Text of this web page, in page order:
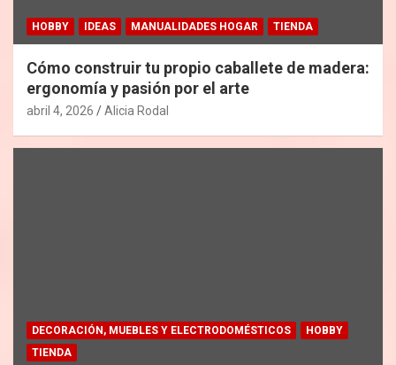
HOBBY IDEAS MANUALIDADES HOGAR TIENDA
Cómo construir tu propio caballete de madera:
ergonomía y pasión por el arte
abril 4, 2026 Alicia Rodal
DECORACIÓN, MUEBLES Y ELECTRODOMÉSTICOS
HOBBY
TIENDA